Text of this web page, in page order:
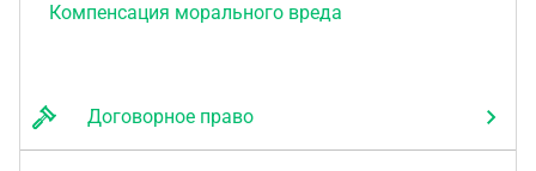
Компенсация морального вреда
Договорное право